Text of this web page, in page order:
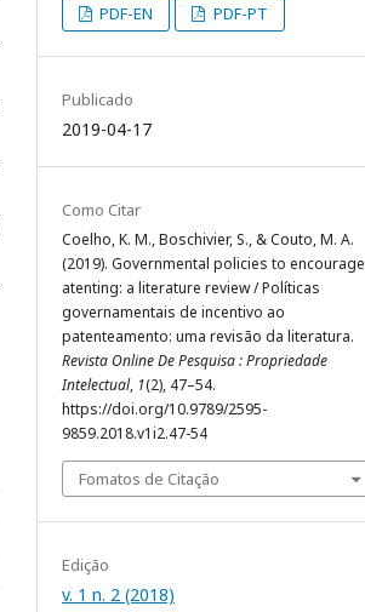
PDF-EN PDF-PT
Publicado
2019-04-17
Como Citar
Coelho, K. M., Boschivier, S., & Couto, M. A.
(2019). Governmental policies to encourage
atenting: a literature review / Políticas
governamentais de incentivo ao
patenteamento: uma revisão da literatura.
Revista Online De Pesquisa : Propriedade
Intelectual, 1(2), 47–54.
https://doi.org/10.9789/2595-
9859.2018.v1i2.47-54
Fomatos de Citação
Edição
v. 1 n. 2 (2018)